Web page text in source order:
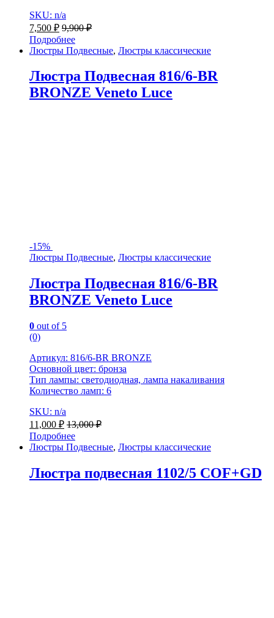
SKU: n/a
7,500 ₽ 9,900₽
Подробнее
Люстры Подвесные, Люстры классические
Люстра Подвесная 816/6-BR
BRONZE Veneto Luce
-15%
Люстры Подвесные, Люстры классические
Люстра Подвесная 816/6-BR
BRONZE Veneto Luce
0 out of 5
(0)
Артикул: 816/6-BR BRONZE
Основной цвет: бронза
Тип лампы: светодиодная, лампа накаливания
Количество ламп: 6
SKU: n/a
11,000 ₽ 13,000₽
Подробнее
Люстры Подвесные, Люстры классические
Люстра подвесная 1102/5 COF+GD